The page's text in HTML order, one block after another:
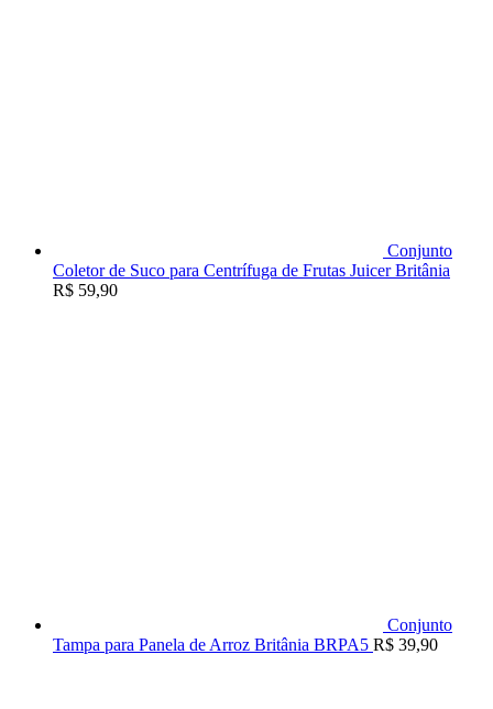
Conjunto
Coletor de Suco para Centrífuga de Frutas Juicer Britânia
R$ 59,90
Conjunto
Tampa para Panela de Arroz Britânia BRPA5 R$ 39,90